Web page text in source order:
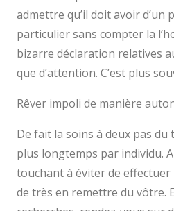
admettre qu’il doit avoir d’un
particulier sans compter la
bizarre déclaration relatives
que d’attention. C’est plus
Rêver impoli de manière
De fait la soins à deux pas
plus longtemps par individu.
touchant à éviter de effectuer
de très en remettre du vôtre.